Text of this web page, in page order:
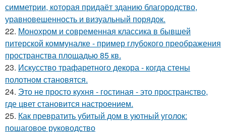
симметрии, которая придаёт зданию благородство,
уравновешенность и визуальный порядок.
22. Монохром и современная классика в бывшей
питерской коммуналке - пример глубокого преображения
пространства площадью 85 кв.
23. Искусство трафаретного декора - когда стены
полотном становятся.
24. Это не просто кухня - гостиная - это пространство,
где цвет становится настроением.
25. Как превратить убитый дом в уютный уголок:
пошаговое руководство